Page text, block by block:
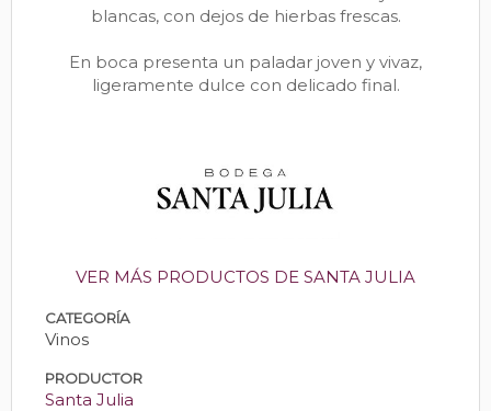
blancas, con dejos de hierbas frescas.
En boca presenta un paladar joven y vivaz,
ligeramente dulce con delicado final.
VER MÁS PRODUCTOS DE SANTA JULIA
CATEGORÍA
Vinos
PRODUCTOR
Santa Julia